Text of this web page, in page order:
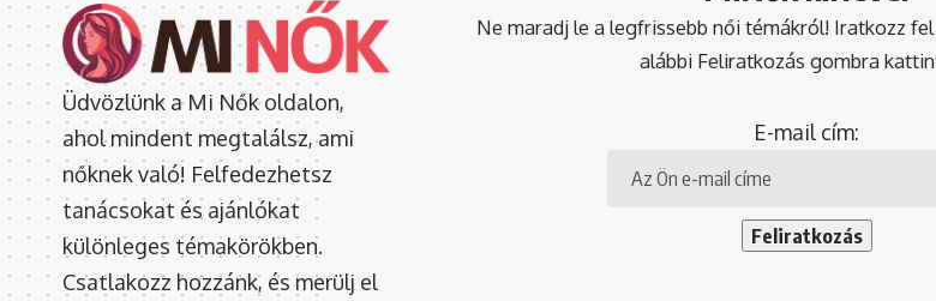
Üdvözlünk a Mi Nők oldalon,
ahol mindent megtalálsz, ami
nőknek való! Felfedezhetsz
tanácsokat és ajánlókat
különleges témakörökben.
Csatlakozz hozzánk, és merülj el
Ne maradj le a legfrissebb női témákról! Iratkozz
alábbi Feliratkozás gombra
E-mail cím: